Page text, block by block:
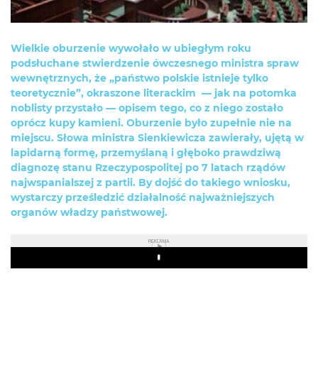
Wielkie oburzenie wywołało w ubiegłym roku
podsłuchane stwierdzenie ówczesnego ministra spraw
wewnętrznych, że „państwo polskie istnieje tylko
teoretycznie”, okraszone literackim — jak na potomka
noblisty przystało — opisem tego, co z niego zostało
oprócz kupy kamieni. Oburzenie było zupełnie nie na
miejscu. Słowa ministra Sienkiewicza zawierały, ujętą w
lapidarną formę, przemyślaną i głęboko prawdziwą
diagnozę stanu Rzeczypospolitej po 7 latach rządów
najwspanialszej z partii. By dojść do takiego wniosku,
wystarczy prześledzić działalność najważniejszych
organów władzy państwowej.
REKLAMA
Play